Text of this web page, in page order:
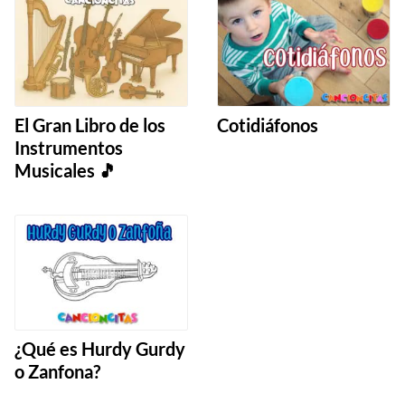
El Gran Libro de los
Instrumentos
Musicales 🎵
Cotidiáfonos
¿Qué es Hurdy Gurdy
o Zanfona?